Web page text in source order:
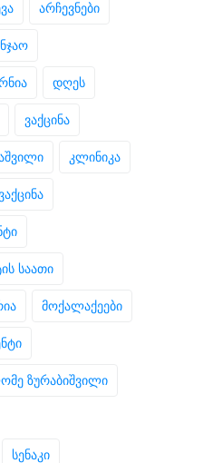
არჩევნები
დღეს
ვაქცინა
კლინიკა
საათი
მოქალაქეები
ზურაბიშვილი
სენაკი